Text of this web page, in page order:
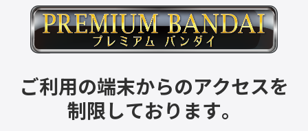
ご利用の端末からのアクセスを
制限しております。